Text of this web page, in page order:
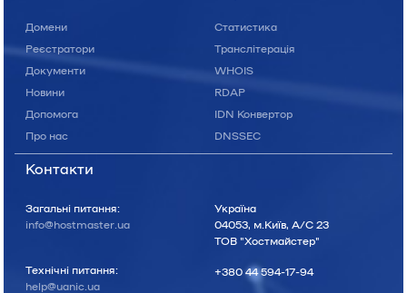
Домени
Реєстратори
Документи
Новини
Допомога
Про нас
Статистика
Транслітерація
WHOIS
RDAP
IDN Конвертор
DNSSEC
Контакти
Загальні питання:
info@hostmaster.ua
Технічні питання:
help@uanic.ua
Україна
04053, м.Київ, А/С 23
ТОВ "Хостмайстер"
+380 44 594-17-94